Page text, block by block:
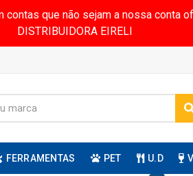
que não sejam a nossa conta
DISTRIBUIDORA EIRELI
FERRAMENTAS PET U.D